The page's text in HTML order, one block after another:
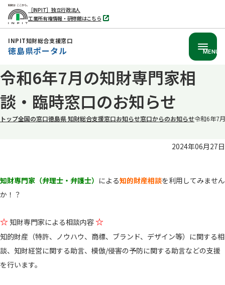
本
文
へ
［INPIT］独立行政法人
工業所有権情報・研修館はこちら
別
タ
INPIT知財総合支援窓口
徳島県ポータル MENU
令和6年7月の知財専門家相
談・臨時窓口のお知らせ
トップ全国の窓口徳島県 知財総合支援窓口お知らせ窓口からのお知らせ令和6年7
2024年06月27日
知財専門家（弁理士・弁護士） による知的財産相談を利用してみません
か！？
☆ 知財専門家による相談内容☆
知的財産（特許、ノウハウ、商標、ブランド、デザイン等）に関する相
談、知財経営に関する助言、模倣/侵害の予防に関する助言などの支援
を行います。